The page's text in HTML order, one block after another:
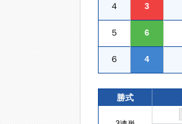
４ 3
５ 6
６ 4
勝式